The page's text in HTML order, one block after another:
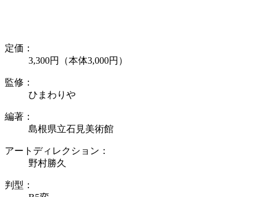
定価：
3,300円（本体3,000円）
監修：
ひまわりや
編著：
島根県立石見美術館
アートディレクション：
野村勝久
判型：